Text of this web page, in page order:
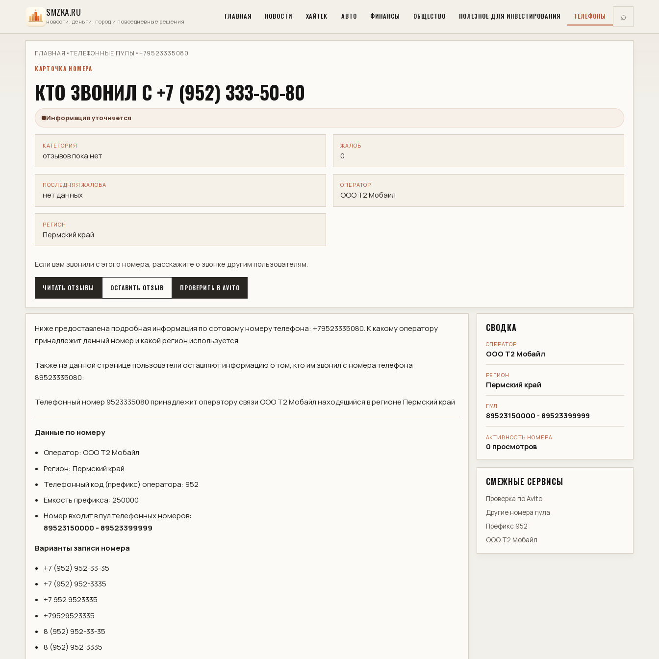
SMZKA.RU
новости, деньги, город и повседневные решения
ГЛАВНАЯ НОВОСТИ ХАЙТЕК АВТО ФИНАНСЫ ОБЩЕСТВО ПОЛЕЗНОЕ ДЛЯ ИНВЕСТИРОВАНИЯ ТЕЛЕФОНЫ ⌕
ГЛАВНАЯ •ТЕЛЕФОННЫЕ ПУЛЫ •+79523335080
КАРТОЧКА НОМЕРА
КТО ЗВОНИЛ С +7 (952) 333-50-80
Информация уточняется
КАТЕГОРИЯ
отзывов пока нет
ЖАЛОБ
0
ПОСЛЕДНЯЯ ЖАЛОБА
нет данных
ОПЕРАТОР
ООО Т2 Мобайл
РЕГИОН
Пермский край
Если вам звонили с этого номера, расскажите о звонке другим пользователям.
ЧИТАТЬ ОТЗЫВЫ ОСТАВИТЬ ОТЗЫВ ПРОВЕРИТЬ В AVITO
Ниже предоставлена подробная информация по сотовому номеру телефона: +79523335080. К какому оператору
принадлежит данный номер и какой регион используется.
Также на данной странице пользователи оставляют информацию о том, кто им звонил с номера телефона
89523335080:
Телефонный номер 9523335080 принадлежит оператору связи ООО Т2 Мобайл находящийся в регионе Пермский край
Данные по номеру
Оператор: ООО Т2 Мобайл
Регион: Пермский край
Телефонный код (префикс) оператора: 952
Емкость префикса: 250000
Номер входит в пул телефонных номеров:
89523150000 - 89523399999
Варианты записи номера
+7 (952) 952-33-35
+7 (952) 952-3335
+7 952 9523335
+79529523335
8 (952) 952-33-35
8 (952) 952-3335
СВОДКА
ОПЕРАТОР
ООО Т2 Мобайл
РЕГИОН
Пермский край
ПУЛ
89523150000 - 89523399999
АКТИВНОСТЬ НОМЕРА
0 просмотров
СМЕЖНЫЕ СЕРВИСЫ
Проверка по Avito
Другие номера пула
Префикс 952
ООО Т2 Мобайл